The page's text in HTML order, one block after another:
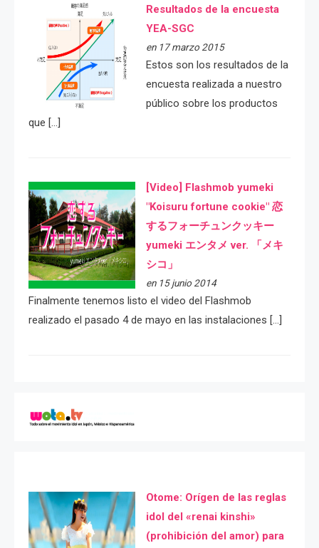
Resultados de la encuesta
YEA-SGC
en 17 marzo 2015
Estos son los resultados de la
encuesta realizada a nuestro
público sobre los productos
que […]
[Video] Flashmob yumeki
"Koisuru fortune cookie" 恋
するフォーチュンクッキー
yumeki エンタメ ver. 「メキ
シコ」
en 15 junio 2014
Finalmente tenemos listo el video del Flashmob
realizado el pasado 4 de mayo en las instalaciones […]
Otome: Orígen de las reglas
idol del «renai kinshi»
(prohibición del amor) para